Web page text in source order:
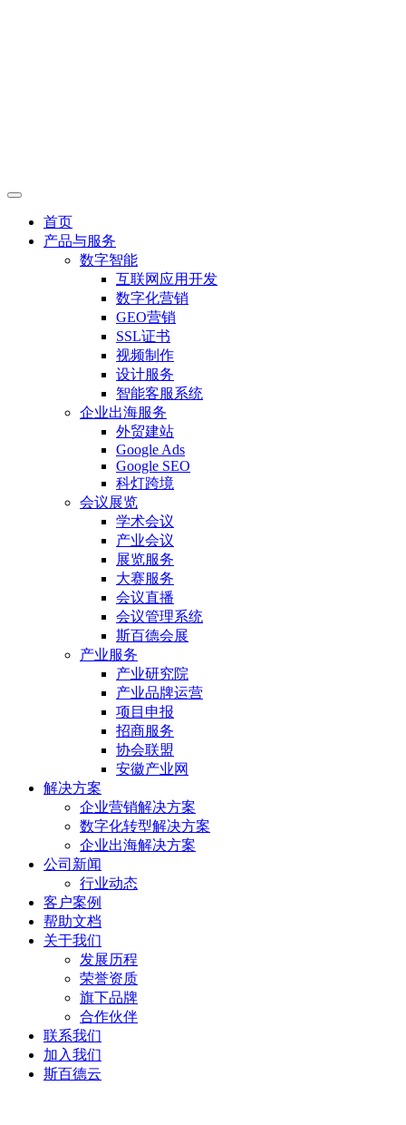
首页
产品与服务
数字智能
互联网应用开发
数字化营销
GEO营销
SSL证书
视频制作
设计服务
智能客服系统
企业出海服务
外贸建站
Google Ads
Google SEO
科灯跨境
会议展览
学术会议
产业会议
展览服务
大赛服务
会议直播
会议管理系统
斯百德会展
产业服务
产业研究院
产业品牌运营
项目申报
招商服务
协会联盟
安徽产业网
解决方案
企业营销解决方案
数字化转型解决方案
企业出海解决方案
公司新闻
行业动态
客户案例
帮助文档
关于我们
发展历程
荣誉资质
旗下品牌
合作伙伴
联系我们
加入我们
斯百德云